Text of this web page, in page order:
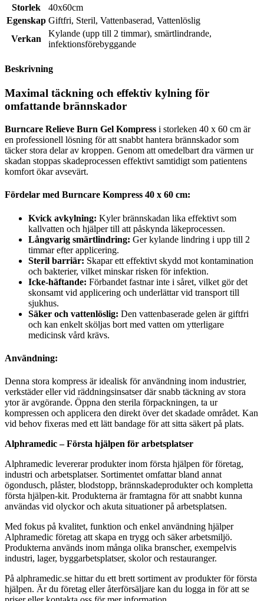
Storlek
40x60cm
Egenskap Giftfri, Steril, Vattenbaserad, Vattenlöslig
Verkan
Kylande (upp till 2 timmar), smärtlindrande,
infektionsförebyggande
Beskrivning
Maximal täckning och effektiv kylning för
omfattande brännskador
Burncare Relieve Burn Gel Kompress i storleken 40 x 60 cm är
en professionell lösning för att snabbt hantera brännskador som
täcker stora delar av kroppen. Genom att omedelbart dra värmen ur
skadan stoppas skadeprocessen effektivt samtidigt som patientens
komfort ökar avsevärt.
Fördelar med Burncare Kompress 40 x 60 cm:
Kvick avkylning: Kyler brännskadan lika effektivt som
kallvatten och hjälper till att påskynda läkeprocessen.
Långvarig smärtlindring: Ger kylande lindring i upp till 2
timmar efter applicering.
Steril barriär: Skapar ett effektivt skydd mot kontamination
och bakterier, vilket minskar risken för infektion.
Icke-häftande: Förbandet fastnar inte i såret, vilket gör det
skonsamt vid applicering och underlättar vid transport till
sjukhus.
Säker och vattenlöslig: Den vattenbaserade gelen är giftfri
och kan enkelt sköljas bort med vatten om ytterligare
medicinsk vård krävs.
Användning:
Denna stora kompress är idealisk för användning inom industrier,
verkstäder eller vid räddningsinsatser där snabb täckning av stora
ytor är avgörande. Öppna den sterila förpackningen, ta ur
kompressen och applicera den direkt över det skadade området. Kan
vid behov fixeras med ett lätt bandage för att sitta säkert på plats.
Alphramedic – Första hjälpen för arbetsplatser
Alphramedic levererar produkter inom första hjälpen för företag,
industri och arbetsplatser. Sortimentet omfattar bland annat
ögondusch, plåster, blodstopp, brännskadeprodukter och kompletta
första hjälpen-kit. Produkterna är framtagna för att snabbt kunna
användas vid olyckor och akuta situationer på arbetsplatsen.
Med fokus på kvalitet, funktion och enkel användning hjälper
Alphramedic företag att skapa en trygg och säker arbetsmiljö.
Produkterna används inom många olika branscher, exempelvis
industri, lager, byggarbetsplatser, skolor och restauranger.
På alphramedic.se hittar du ett brett sortiment av produkter för första
hjälpen. Är du företag eller återförsäljare kan du logga in för att se